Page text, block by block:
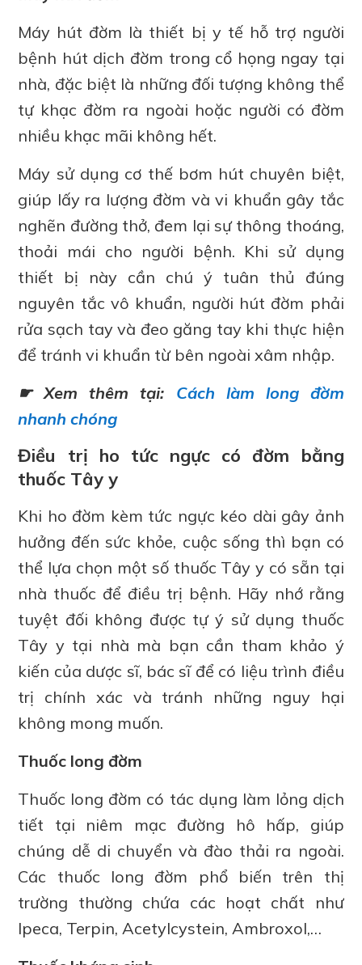
Máy hút đờm là thiết bị y tế hỗ trợ người
bệnh hút dịch đờm trong cổ họng ngay tại
nhà, đặc biệt là những đối tượng không thể
tự khạc đờm ra ngoài hoặc người có đờm
nhiều khạc mãi không hết.
Máy sử dụng cơ thế bơm hút chuyên biệt,
giúp lấy ra lượng đờm và vi khuẩn gây tắc
nghẽn đường thở, đem lại sự thông thoáng,
thoải mái cho người bệnh. Khi sử dụng
thiết bị này cần chú ý tuân thủ đúng
nguyên tắc vô khuẩn, người hút đờm phải
rửa sạch tay và đeo găng tay khi thực hiện
để tránh vi khuẩn từ bên ngoài xâm nhập.
☛ Xem thêm tại: Cách làm long đờm
nhanh chóng
Điều trị ho tức ngực có đờm bằng
thuốc Tây y
Khi ho đờm kèm tức ngực kéo dài gây ảnh
hưởng đến sức khỏe, cuộc sống thì bạn có
thể lựa chọn một số thuốc Tây y có sẵn tại
nhà thuốc để điều trị bệnh. Hãy nhớ rằng
tuyệt đối không được tự ý sử dụng thuốc
Tây y tại nhà mà bạn cần tham khảo ý
kiến của dược sĩ, bác sĩ để có liệu trình điều
trị chính xác và tránh những nguy hại
không mong muốn.
Thuốc long đờm
Thuốc long đờm có tác dụng làm lỏng dịch
tiết tại niêm mạc đường hô hấp, giúp
chúng dễ di chuyển và đào thải ra ngoài.
Các thuốc long đờm phổ biến trên thị
trường thường chứa các hoạt chất như
Ipeca, Terpin, Acetylcystein, Ambroxol,…